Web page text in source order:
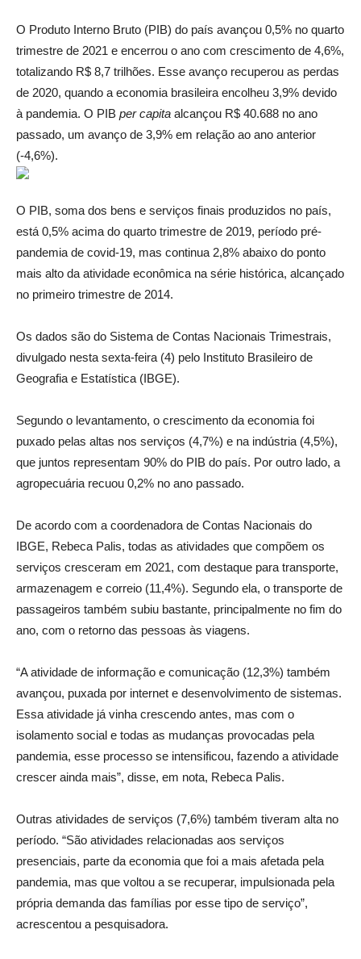
O Produto Interno Bruto (PIB) do país avançou 0,5% no quarto
trimestre de 2021 e encerrou o ano com crescimento de 4,6%,
totalizando R$ 8,7 trilhões. Esse avanço recuperou as perdas
de 2020, quando a economia brasileira encolheu 3,9% devido
à pandemia. O PIB per capita alcançou R$ 40.688 no ano
passado, um avanço de 3,9% em relação ao ano anterior
(-4,6%).
O PIB, soma dos bens e serviços finais produzidos no país,
está 0,5% acima do quarto trimestre de 2019, período pré-
pandemia de covid-19, mas continua 2,8% abaixo do ponto
mais alto da atividade econômica na série histórica, alcançado
no primeiro trimestre de 2014.
Os dados são do Sistema de Contas Nacionais Trimestrais,
divulgado nesta sexta-feira (4) pelo Instituto Brasileiro de
Geografia e Estatística (IBGE).
Segundo o levantamento, o crescimento da economia foi
puxado pelas altas nos serviços (4,7%) e na indústria (4,5%),
que juntos representam 90% do PIB do país. Por outro lado, a
agropecuária recuou 0,2% no ano passado.
De acordo com a coordenadora de Contas Nacionais do
IBGE, Rebeca Palis, todas as atividades que compõem os
serviços cresceram em 2021, com destaque para transporte,
armazenagem e correio (11,4%). Segundo ela, o transporte de
passageiros também subiu bastante, principalmente no fim do
ano, com o retorno das pessoas às viagens.
“A atividade de informação e comunicação (12,3%) também
avançou, puxada por internet e desenvolvimento de sistemas.
Essa atividade já vinha crescendo antes, mas com o
isolamento social e todas as mudanças provocadas pela
pandemia, esse processo se intensificou, fazendo a atividade
crescer ainda mais”, disse, em nota, Rebeca Palis.
Outras atividades de serviços (7,6%) também tiveram alta no
período. “São atividades relacionadas aos serviços
presenciais, parte da economia que foi a mais afetada pela
pandemia, mas que voltou a se recuperar, impulsionada pela
própria demanda das famílias por esse tipo de serviço”,
acrescentou a pesquisadora.